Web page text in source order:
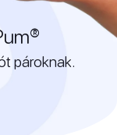
pároknak.